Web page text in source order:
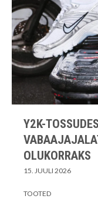
Y2K-
OLUKORRAKS
15. JUULI 2026
TOOTED